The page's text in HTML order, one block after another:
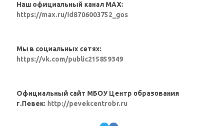
Наш официальный канал MAX:
https://max.ru/id8706003752_gos
Мы в социальных сетях:
https://vk.com/public215859349
Официальный сайт МБОУ Центр образования
г.Певек: http://pevekcentrobr.ru